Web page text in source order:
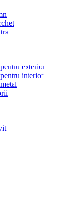
exterior
interior